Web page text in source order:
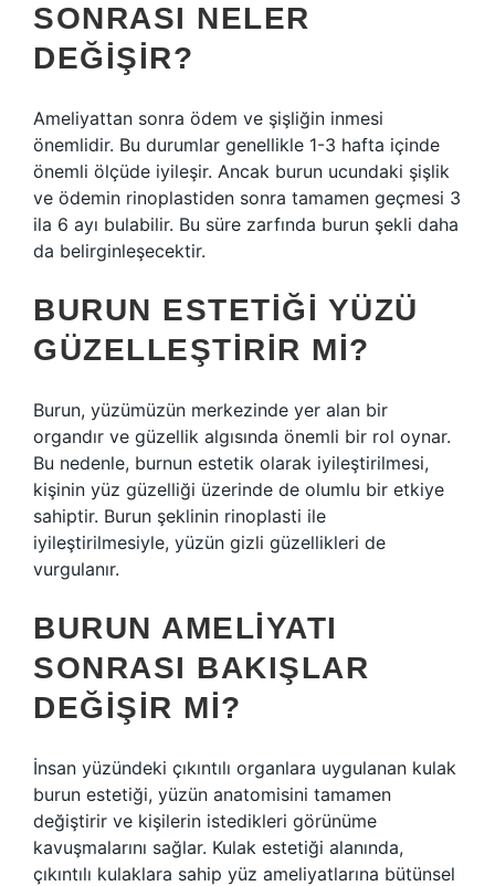
SONRASI NELER
DEĞIŞIR?
Ameliyattan sonra ödem ve şişliğin inmesi
önemlidir. Bu durumlar genellikle 1-3 hafta içinde
önemli ölçüde iyileşir. Ancak burun ucundaki şişlik
ve ödemin rinoplastiden sonra tamamen geçmesi 3
ila 6 ayı bulabilir. Bu süre zarfında burun şekli daha
da belirginleşecektir.
BURUN ESTETIĞI YÜZÜ
GÜZELLEŞTIRIR MI?
Burun, yüzümüzün merkezinde yer alan bir
organdır ve güzellik algısında önemli bir rol oynar.
Bu nedenle, burnun estetik olarak iyileştirilmesi,
kişinin yüz güzelliği üzerinde de olumlu bir etkiye
sahiptir. Burun şeklinin rinoplasti ile
iyileştirilmesiyle, yüzün gizli güzellikleri de
vurgulanır.
BURUN AMELIYATI
SONRASI BAKIŞLAR
DEĞIŞIR MI?
İnsan yüzündeki çıkıntılı organlara uygulanan kulak
burun estetiği, yüzün anatomisini tamamen
değiştirir ve kişilerin istedikleri görünüme
kavuşmalarını sağlar. Kulak estetiği alanında,
çıkıntılı kulaklara sahip yüz ameliyatlarına bütünsel